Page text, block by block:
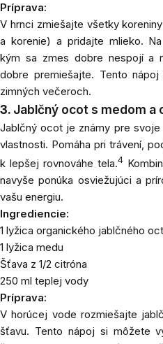
Príprava:
V hrnci zmiešajte všetky
a korenie) a pridajte mlieko.
kým sa zmes dobre nespojí a
dobre premiešajte. Tento
zimných večeroch.
3. Jablčný ocot s medom a
Jablčný ocot je známy pre
vlastnosti. Pomáha pri trávení,
k lepšej rovnováhe tela.4
navyše ponúka osviežujúci a
vašu energiu.
Ingrediencie:
1 lyžica organického jablčného
1 lyžica medu
Šťava z 1/2 citróna
250 ml teplej vody
Príprava:
V horúcej vode rozmiešajte
šťavu. Tento nápoj si môžete